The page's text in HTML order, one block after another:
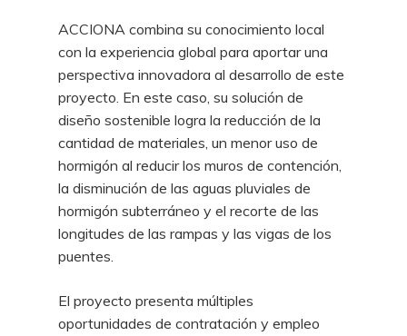
ACCIONA combina su conocimiento local
con la experiencia global para aportar una
perspectiva innovadora al desarrollo de este
proyecto. En este caso, su solución de
diseño sostenible logra la reducción de la
cantidad de materiales, un menor uso de
hormigón al reducir los muros de contención,
la disminución de las aguas pluviales de
hormigón subterráneo y el recorte de las
longitudes de las rampas y las vigas de los
puentes.
El proyecto presenta múltiples
oportunidades de contratación y empleo